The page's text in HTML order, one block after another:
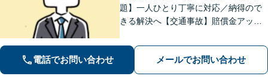
題】一人ひとり丁寧に対応／納得ので
きる解決へ【交通事故】賠償金アップ
手続きはお任せ【借金・債務整理】手
続きはもちろん、再発防止策や今後の
生活のフォローも行います。
電話でお問い合わせ メールでお問い合わせ